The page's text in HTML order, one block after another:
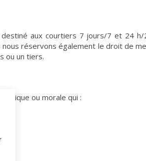
destiné aux courtiers 7 jours/7 et 24 h/
nous réservons également le droit de
ou un tiers.
ou morale qui :